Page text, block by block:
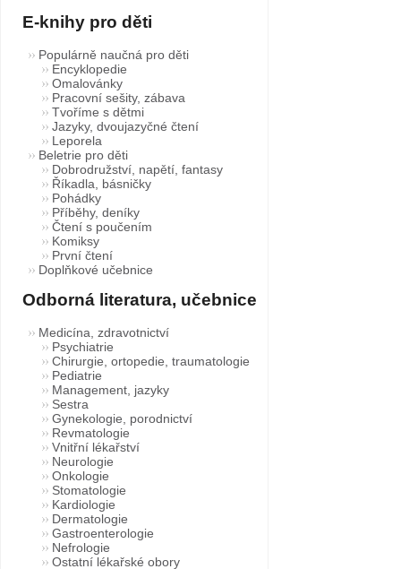
E-knihy pro děti
Populárně naučná pro děti
Encyklopedie
Omalovánky
Pracovní sešity, zábava
Tvoříme s dětmi
Jazyky, dvoujazyčné čtení
Leporela
Beletrie pro děti
Dobrodružství, napětí, fantasy
Říkadla, básničky
Pohádky
Příběhy, deníky
Čtení s poučením
Komiksy
První čtení
Doplňkové učebnice
Odborná literatura, učebnice
Medicína, zdravotnictví
Psychiatrie
Chirurgie, ortopedie, traumatologie
Pediatrie
Management, jazyky
Sestra
Gynekologie, porodnictví
Revmatologie
Vnitřní lékařství
Neurologie
Onkologie
Stomatologie
Kardiologie
Dermatologie
Gastroenterologie
Nefrologie
Ostatní lékařské obory